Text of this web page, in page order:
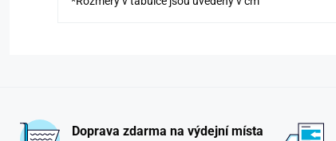
Doprava zdarma na výdejní místa